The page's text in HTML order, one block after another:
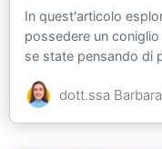
In quest'articolo
possedere un
se state pensando di
dott.ssa